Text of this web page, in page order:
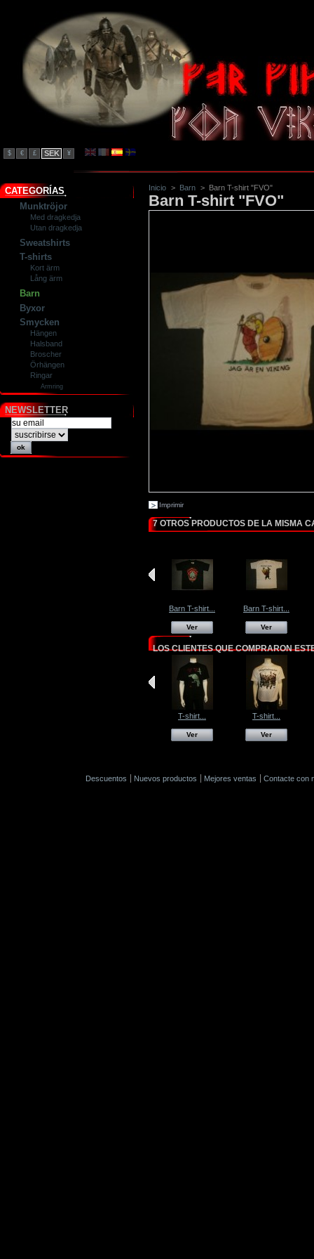
$ € £ SEK ¥
CATEGORÍAS
Munktröjor
Med dragkedja
Utan dragkedja
Sweatshirts
T-shirts
Kort ärm
Lång ärm
Barn
Byxor
Smycken
Hängen
Halsband
Broscher
Örhängen
Ringar
Armring
NEWSLETTER
Inicio > Barn > Barn T-shirt "FVO"
Barn T-shirt "FVO"
Imprimir
7 OTROS PRODUCTOS DE LA MISMA
Barn T-shirt...
Ver
Barn T-shirt...
Ver
LOS CLIENTES QUE COMPRARON
T-shirt...
Ver
T-shirt...
Ver
Descuentos Nuevos productos Mejores ventas Contacte con